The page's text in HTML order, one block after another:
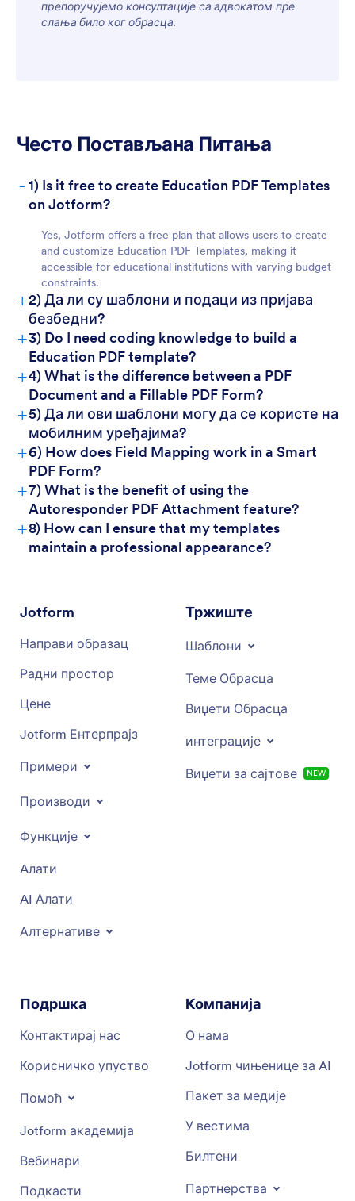
препоручујемо консултације са адвокатом пре
слања било ког обрасца.
Често Постављана Питања
- 1) Is it free to create Education PDF Templates
on Jotform?
Yes, Jotform offers a free plan that allows users to create
and customize Education PDF Templates, making it
accessible for educational institutions with varying budget
constraints.
+2) Да ли су шаблони и подаци из пријава
безбедни?
+3) Do I need coding knowledge to build a
Education PDF template?
+4) What is the difference between a PDF
Document and a Fillable PDF Form?
+5) Да ли ови шаблони могу да се користе на
мобилним уређајима?
+6) How does Field Mapping work in a Smart
PDF Form?
+7) What is the benefit of using the
Autoresponder PDF Attachment feature?
+8) How can I ensure that my templates
maintain a professional appearance?
Jotform
Направи образац
Радни простор
Цене
Jotform Ентерпрајз
Примери
Производи
Функције
Aлати
AI Алати
Алтернативе
Тржиште
Шаблони
Теме Обрасца
Виџети Обрасца
интеграције
Виџети за сајтове NEW
Подршка
Контактирај нас
Корисничко упуство
Помоћ
Jotform академија
Вебинари
Подкасти
Компанија
О нама
Jotform чињенице за AI
Пакет за медије
У вестима
Билтени
Партнерства